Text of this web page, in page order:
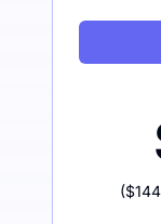
($144